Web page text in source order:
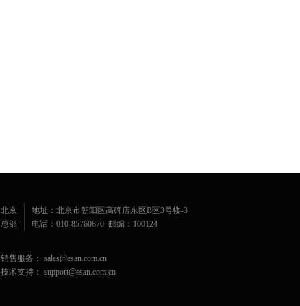
北京
总部
地址：北京市朝阳区高碑店东区B区3号楼-3
电话：010-85760870 邮编：100124
销售服务： sales@esan.com.cn
技术支持： support@esan.com.cn